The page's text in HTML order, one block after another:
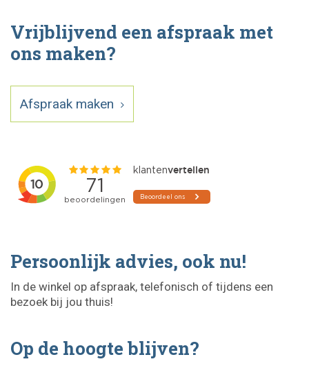
Vrijblijvend een afspraak met
ons maken?
Afspraak maken
Persoonlijk advies, ook nu!
In de winkel op afspraak, telefonisch of tijdens een
bezoek bij jou thuis!
Op de hoogte blijven?